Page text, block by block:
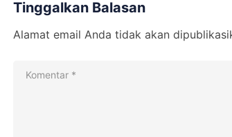
Tinggalkan Balasan
Alamat email Anda tidak akan